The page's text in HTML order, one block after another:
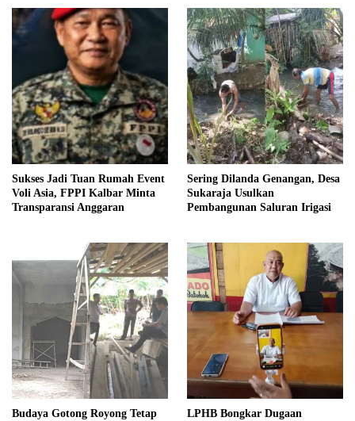
Sukses Jadi Tuan Rumah Event
Voli Asia, FPPI Kalbar Minta
Transparansi Anggaran
Sering Dilanda Genangan, Desa
Sukaraja Usulkan
Pembangunan Saluran Irigasi
Budaya Gotong Royong Tetap
LPHB Bongkar Dugaan